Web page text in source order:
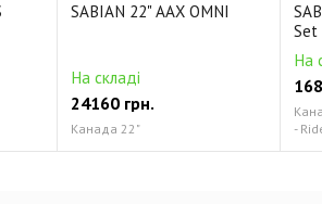
SABIAN 22" AAX OMNI
На складі
24160 грн.
Канада 22"
Set
На
-